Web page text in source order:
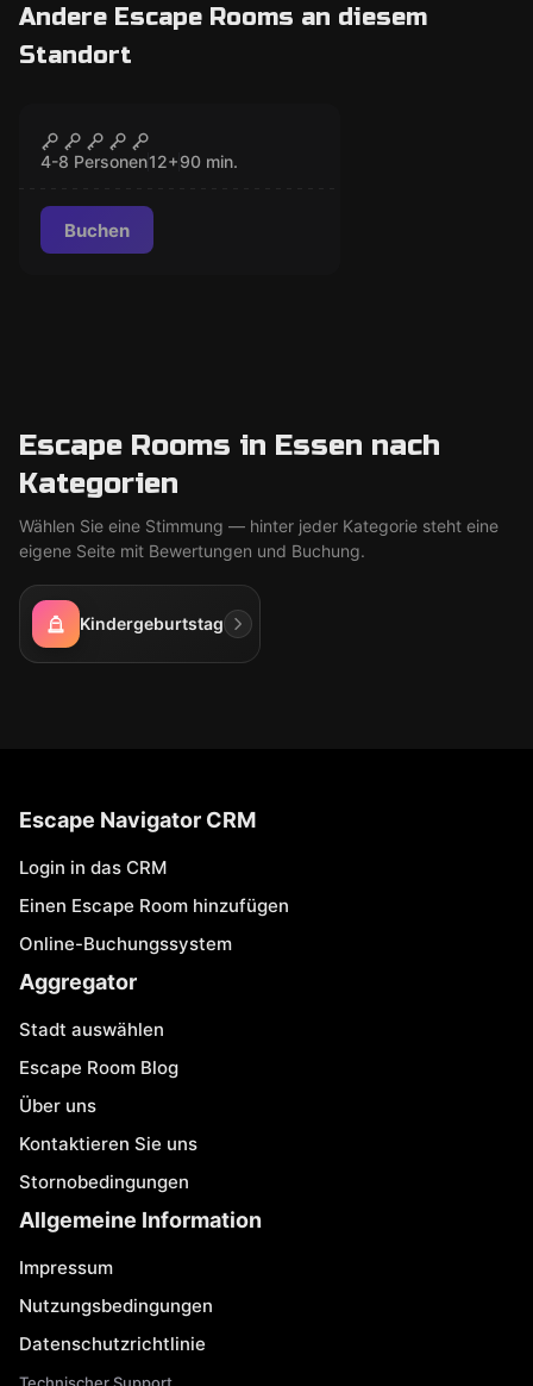
Andere Escape Rooms an diesem
Standort
GESCHLOSSEN
Der Schacht
4-8 Personen12+90 min.
Buchen
Escape Rooms in Essen nach
Kategorien
Wählen Sie eine Stimmung — hinter jeder Kategorie steht eine
eigene Seite mit Bewertungen und Buchung.
Kindergeburtstag
Escape Navigator CRM
Login in das CRM
Einen Escape Room hinzufügen
Online-Buchungssystem
Aggregator
Stadt auswählen
Escape Room Blog
Über uns
Kontaktieren Sie uns
Stornobedingungen
Allgemeine Information
Impressum
Nutzungsbedingungen
Datenschutzrichtlinie